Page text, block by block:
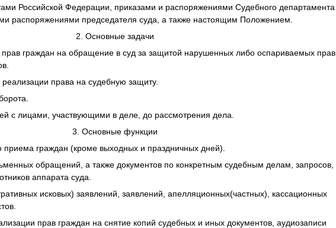
Российской Федерации, приказами и распоряжениями Судебного департамента
распоряжениями председателя суда, а также настоящим Положением.
2. Основные задачи
граждан на обращение в суд за защитой нарушенных либо оспариваемых прав,
права на судебную защиту.
с лицами, участвующими в деле, до рассмотрения дела.
3. Основные функции
приема граждан (кроме выходных и праздничных дней).
обращений, а также документов по конкретным судебным делам, запросов,
аппарата суда.
исковых) заявлений, заявлений, апелляционных(частных), кассационных
прав граждан на снятие копий судебных и иных документов, аудиозаписи